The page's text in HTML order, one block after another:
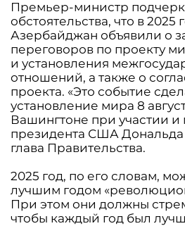
Премьер-министр
обстоятельства, что в
Азербайджан объявили о
переговоров по проекту
и установления
отношений, а также о
проекта. «Это событие
установление мира 8
Вашингтоне при участии
президента США Дональда
глава Правительства.
2025 год, по его словам,
лучшим годом
При этом они должны
чтобы каждый год был